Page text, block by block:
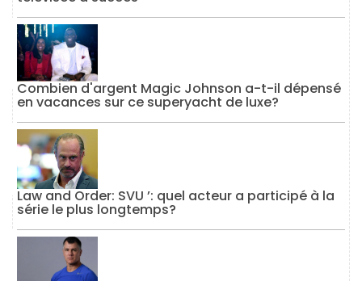
Combien d'argent Magic Johnson a-t-il dépensé
en vacances sur ce superyacht de luxe?
Law and Order: SVU ’: quel acteur a participé à la
série le plus longtemps?